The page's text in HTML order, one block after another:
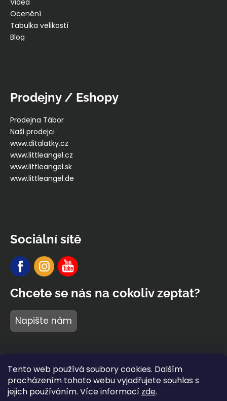
Tento web používá soubory cookies. Dalším
procházením tohoto webu vyjadřujete souhlas s
jejich používáním. Více informací zde.
Videa
Ocenění
Tabulka velikostí
Blog
Prodejny / Eshopy
Prodejna Tábor
Naši prodejci
www.ditalatky.cz
www.littleangel.cz
www.littleangel.sk
www.littleangel.de
Sociální sítě
Chcete se nás na cokoliv zeptat?
Napište nám